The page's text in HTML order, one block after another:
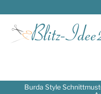
springen
Burda Style